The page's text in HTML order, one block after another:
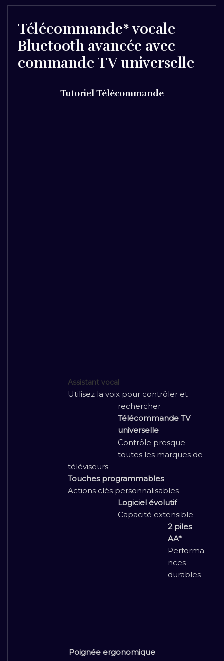
Télécommande* vocale
Bluetooth avancée avec
commande TV universelle
Tutoriel Télécommande
Assistant vocal
Utilisez la voix pour contrôler et
rechercher
Télécommande TV
universelle
Contrôle presque
toutes les marques de
téléviseurs
Touches programmables
Actions clés personnalisables
Logiciel évolutif
Capacité extensible
2 piles
AA*
Performa
nces
durables
Poignée ergonomique